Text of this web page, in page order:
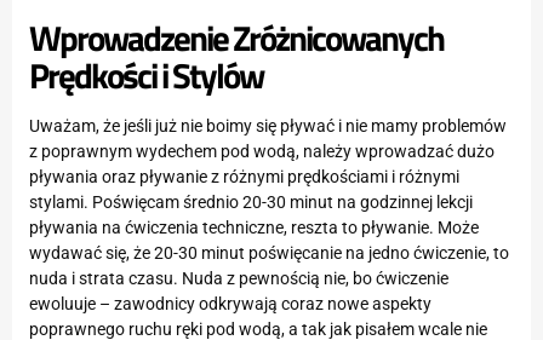
Wprowadzenie Zróżnicowanych
Prędkości i Stylów
Uważam, że jeśli już nie boimy się pływać i nie mamy problemów
z poprawnym wydechem pod wodą, należy wprowadzać dużo
pływania oraz pływanie z różnymi prędkościami i różnymi
stylami. Poświęcam średnio 20-30 minut na godzinnej lekcji
pływania na ćwiczenia techniczne, reszta to pływanie. Może
wydawać się, że 20-30 minut poświęcanie na jedno ćwiczenie, to
nuda i strata czasu. Nuda z pewnością nie, bo ćwiczenie
ewoluuje – zawodnicy odkrywają coraz nowe aspekty
poprawnego ruchu ręki pod wodą, a tak jak pisałem wcale nie